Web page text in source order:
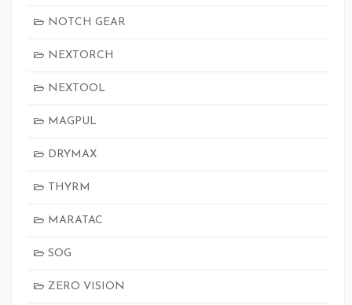
NOTCH GEAR
NEXTORCH
NEXTOOL
MAGPUL
DRYMAX
THYRM
MARATAC
SOG
ZERO VISION